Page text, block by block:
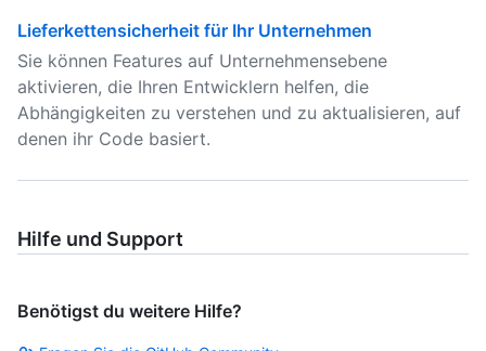
Lieferkettensicherheit für Ihr Unternehmen
Sie können Features auf Unternehmensebene
aktivieren, die Ihren Entwicklern helfen, die
Abhängigkeiten zu verstehen und zu aktualisieren, auf
denen ihr Code basiert.
Hilfe und Support
Benötigst du weitere Hilfe?